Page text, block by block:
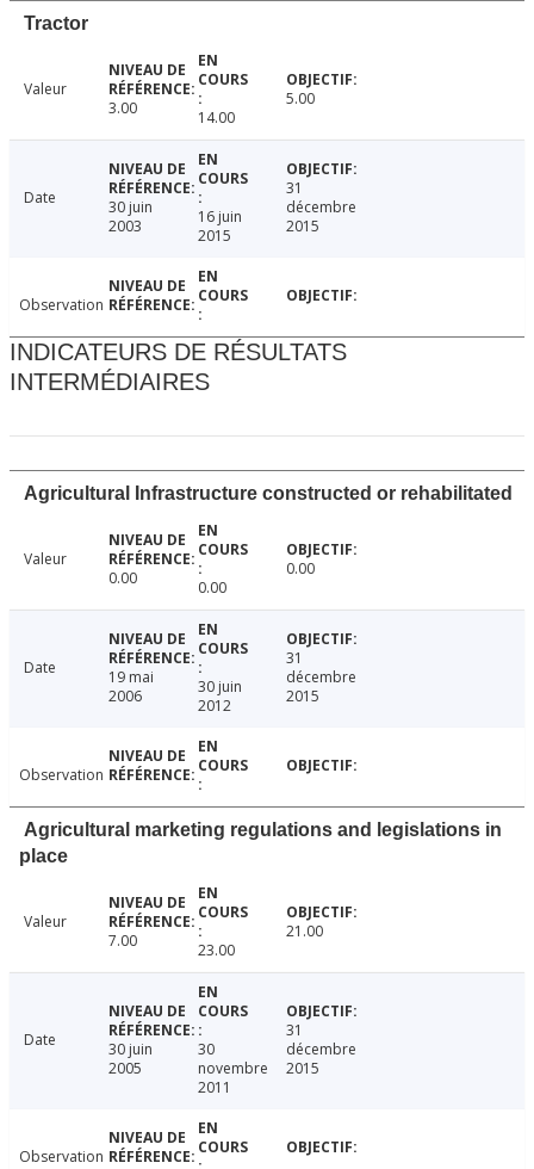
Tractor
Valeur
3.00
14.00
5.00
Date
30 juin
2003
16 juin
2015
31
décembre
2015
Observation
INDICATEURS DE RÉSULTATS
INTERMÉDIAIRES
Agricultural Infrastructure constructed or rehabilitated
Valeur
0.00
0.00
0.00
Date
19 mai
2006
30 juin
2012
31
décembre
2015
Observation
Agricultural marketing regulations and legislations in
place
Valeur
7.00
23.00
21.00
Date
30 juin
2005
30
novembre
2011
31
décembre
2015
Observation